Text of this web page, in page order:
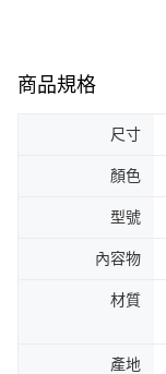
商品規格
尺寸
顏色
型號
內容物
材質
產地